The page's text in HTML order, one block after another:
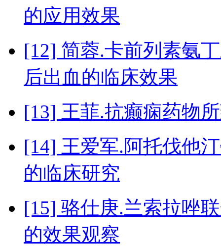
的应用效果
[12] 简蓉.卡前列素氨
后出血的临床效果
[13] 王菲.抗癫痫药物
[14] 王爱军.阿托伐他
的临床研究
[15] 骆仕庚.兰索拉唑
的效果观察